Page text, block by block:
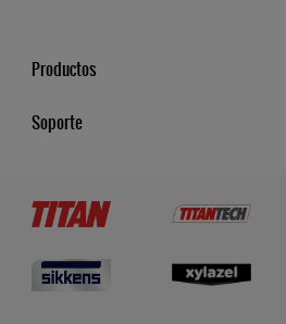
Productos
Soporte
Termos e Condições Gerais de Venda